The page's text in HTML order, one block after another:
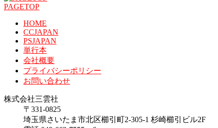
PAGETOP
HOME
CCJAPAN
PSJAPAN
単行本
会社概要
プライバシーポリシー
お問い合わせ
株式会社三雲社
〒331-0825
埼玉県さいたま市北区櫛引町2-305-1 杉崎櫛引ビル2F